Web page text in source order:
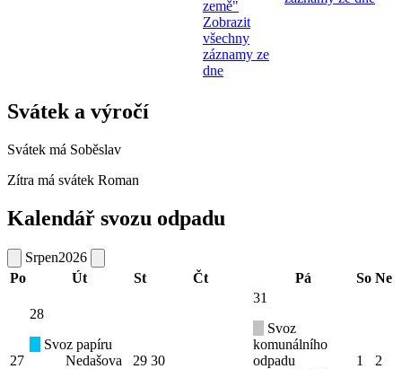
země"
Zobrazit
všechny
záznamy ze
dne
Svátek a výročí
Svátek má Soběslav
Zítra má svátek Roman
Kalendář svozu odpadu
Srpen2026
Po
Út St Čt Pá So Ne
27
28
Svoz papíru
Nedašova
29 30
31
Svoz
komunálního
odpadu
1 2